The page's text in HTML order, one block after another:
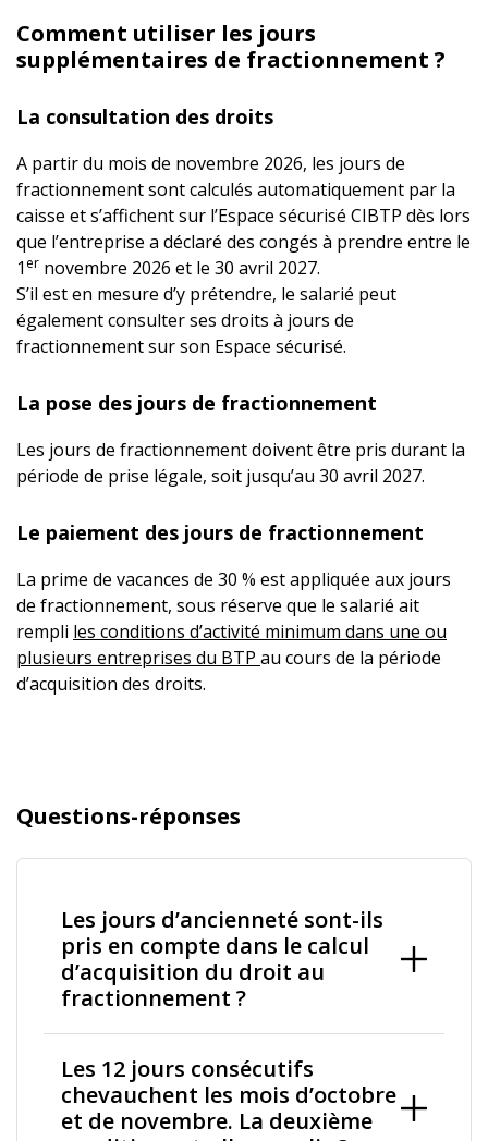
Comment utiliser les jours
supplémentaires de fractionnement ?
La consultation des droits
A partir du mois de novembre 2026, les jours de
fractionnement sont calculés automatiquement par la
caisse et s’affichent sur l’Espace sécurisé CIBTP dès lors
que l’entreprise a déclaré des congés à prendre entre le
1 er novembre 2026 et le 30 avril 2027.
S’il est en mesure d’y prétendre, le salarié peut
également consulter ses droits à jours de
fractionnement sur son Espace sécurisé.
La pose des jours de fractionnement
Les jours de fractionnement doivent être pris durant la
période de prise légale, soit jusqu’au 30 avril 2027.
Le paiement des jours de fractionnement
La prime de vacances de 30 % est appliquée aux jours
de fractionnement, sous réserve que le salarié ait
rempli les conditions d’activité minimum dans une ou
plusieurs entreprises du BTP au cours de la période
d’acquisition des droits.
Questions-réponses
Les jours d’ancienneté sont-ils
pris en compte dans le calcul
d’acquisition du droit au
fractionnement ?
Les 12 jours consécutifs
chevauchent les mois d’octobre
et de novembre. La deuxième